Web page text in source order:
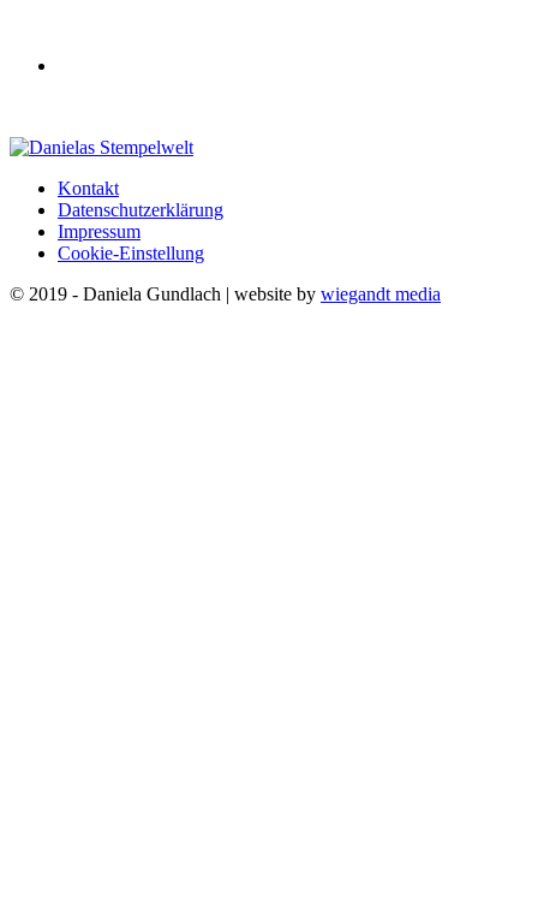
Kontakt
Datenschutzerklärung
Impressum
Cookie-Einstellung
© 2019 - Daniela Gundlach | website by wiegandt media